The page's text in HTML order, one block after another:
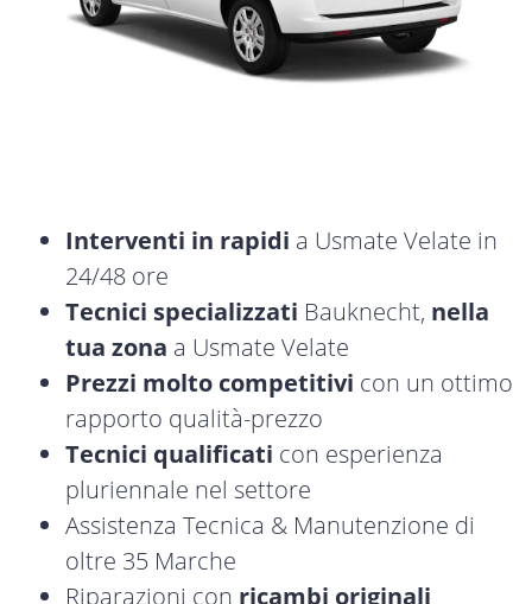
Interventi in rapidi a Usmate Velate in
24/48 ore
Tecnici specializzati Bauknecht, nella
tua zona a Usmate Velate
Prezzi molto competitivi con un ottimo
rapporto qualità-prezzo
Tecnici qualificati con esperienza
pluriennale nel settore
Assistenza Tecnica & Manutenzione di
oltre 35 Marche
Riparazioni con ricambi originali